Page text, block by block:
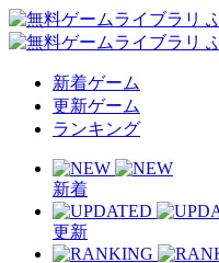
新着ゲーム
更新ゲーム
ランキング
新着
更新